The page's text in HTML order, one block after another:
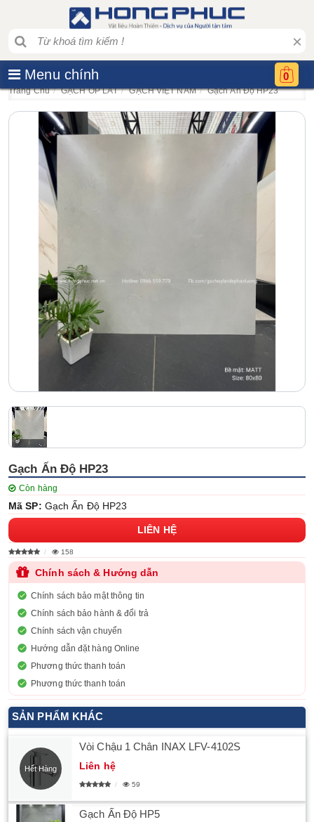
×
Menu chính 0
Trang Chủ GẠCH ỐP LÁT GẠCH VIỆT NAM Gạch Ấn Độ HP23
Gạch Ấn Độ HP23
Còn hàng
Mã SP: Gạch Ấn Độ HP23
LIÊN HỆ
158
Chính sách & Hướng dẫn
Chính sách bảo mật thông tin
Chính sách bảo hành & đổi trả
Chính sách vận chuyển
Hướng dẫn đặt hàng Online
Phương thức thanh toán
Phương thức thanh toán
SẢN PHẨM KHÁC
Vòi Chậu 1 Chân INAX LFV-4102S
Liên hệ
Hết Hàng
59
Gạch Ấn Độ HP5